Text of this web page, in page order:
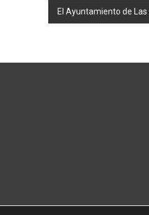
El Ayuntamiento de